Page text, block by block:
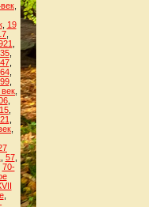
, 19
,
,
,
,
,
57,
70-
,